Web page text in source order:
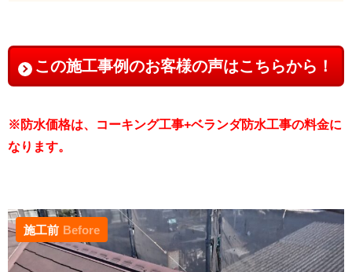
この施工事例のお客様の声はこちらから！
※防水価格は、コーキング工事+ベランダ防水工事の料金に
なります。
施工前 Before